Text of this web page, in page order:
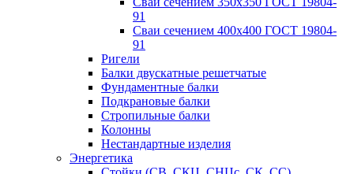
91
Сваи сечением 400х400 ГОСТ 19804-
91
Ригели
Балки двускатные решетчатые
Фундаментные балки
Подкрановые балки
Стропильные балки
Колонны
Нестандартные изделия
Энергетика